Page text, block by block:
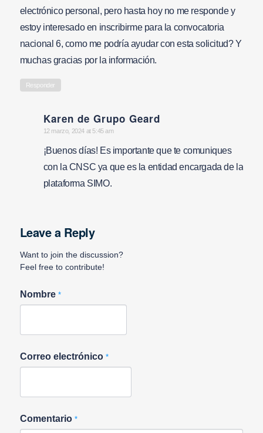
electrónico personal, pero hasta hoy no me responde y
estoy interesado en inscribirme para la convocatoria
nacional 6, como me podría ayudar con esta solicitud? Y
muchas gracias por la información.
Responder
Karen de Grupo Geard
says:
12 marzo, 2024 at 5:45 am
¡Buenos días! Es importante que te comuniques
con la CNSC ya que es la entidad encargada de la
plataforma SIMO.
Leave a Reply
Want to join the discussion?
Feel free to contribute!
Nombre *
Correo electrónico *
Comentario *